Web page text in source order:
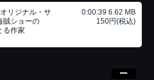
リジナル・サ
賊ショーの
る作家
0:00:39 6.62 MB
150円(税込)